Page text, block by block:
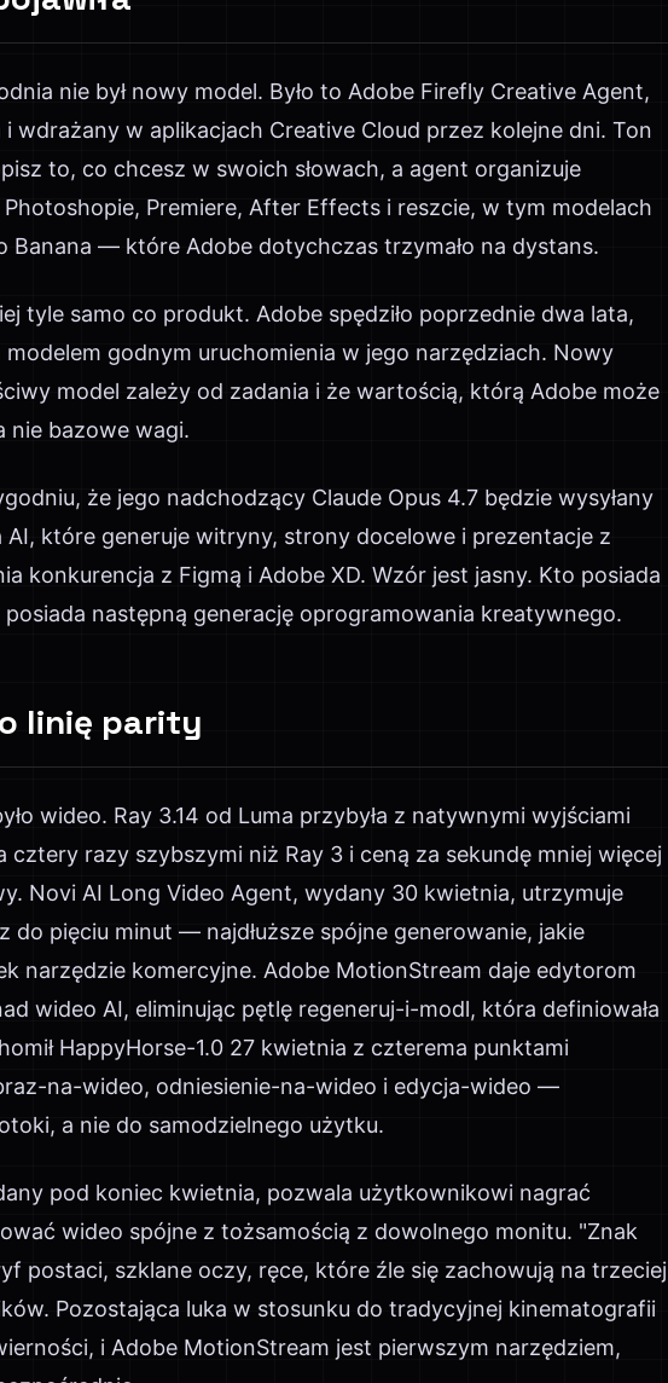
nie był nowy model. Było to Adobe Firefly Creative Agent,
wdrażany w aplikacjach Creative Cloud przez kolejne dni. Ton
to, co chcesz w swoich słowach, a agent organizuje
Premiere, After Effects i reszcie, w tym modelach
Banana — które Adobe dotychczas trzymało na dystans.
tyle samo co produkt. Adobe spędziło poprzednie dwa lata,
modelem godnym uruchomienia w jego narzędziach. Nowy
model zależy od zadania i że wartością, którą Adobe może
nie bazowe wagi.
że jego nadchodzący Claude Opus 4.7 będzie wysyłany
które generuje witryny, strony docelowe i prezentacje z
konkurencja z Figmą i Adobe XD. Wzór jest jasny. Kto posiada
następną generację oprogramowania kreatywnego.
linię parity
wideo. Ray 3.14 od Luma przybyła z natywnymi wyjściami
cztery razy szybszymi niż Ray 3 i ceną za sekundę mniej więcej
Novi AI Long Video Agent, wydany 30 kwietnia, utrzymuje
do pięciu minut — najdłuższe spójne generowanie, jakie
narzędzie komercyjne. Adobe MotionStream daje edytorom
wideo AI, eliminując pętlę regeneruj-i-modl, która definiowała
HappyHorse-1.0 27 kwietnia z czterema punktami
na-wideo, odniesienie-na-wideo i edycja-wideo —
a nie do samodzielnego użytku.
pod koniec kwietnia, pozwala użytkownikowi nagrać
wideo spójne z tożsamością z dowolnego monitu. "Znak
postaci, szklane oczy, ręce, które źle się zachowują na trzeciej
Pozostająca luka w stosunku do tradycyjnej kinematografii
i Adobe MotionStream jest pierwszym narzędziem,